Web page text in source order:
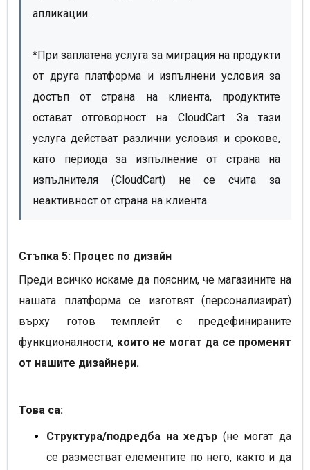
апликации.
*При заплатена услуга за миграция на продукти
от друга платформа и изпълнени условия за
достъп от страна на клиента, продуктите
остават отговорност на CloudCart. За тази
услуга действат различни условия и срокове,
като периода за изпълнение от страна на
изпълнителя (CloudCart) не се счита за
неактивност от страна на клиента.
Стъпка 5: Процес по дизайн
Преди всичко искаме да поясним, че магазините на
нашата платформа се изготвят (персонализират)
върху готов темплейт с предефинираните
функционалности, които не могат да се променят
от нашите дизайнери.
Това са:
Структура/подредба на хедър (не могат да
се разместват елементите по него, както и да